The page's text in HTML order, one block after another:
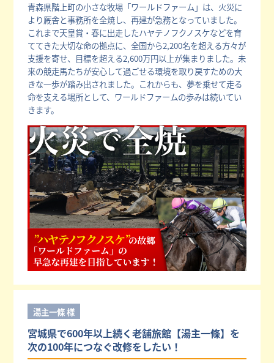
青森県階上町の小さな牧場「ワールドファーム」は、火災に
より厩舎と事務所を全焼し、再建が急務となっていました。
これまで天皇賞・春に出走したハヤテノフクノスケなどを育
ててきた大切な命の拠点に、全国から2,200名を超える方々が
支援を寄せ、目標を超える2,600万円以上が集まりました。未
来の競走馬たちが安心して過ごせる環境を取り戻すための大
きな一歩が踏み出されました。これからも、夢を乗せて走る
命を支える場所として、ワールドファームの歩みは続いてい
きます。
湯主一條 様
宮城県で600年以上続く老舗旅館【湯主一條】を
次の100年につなぐ改修をしたい！